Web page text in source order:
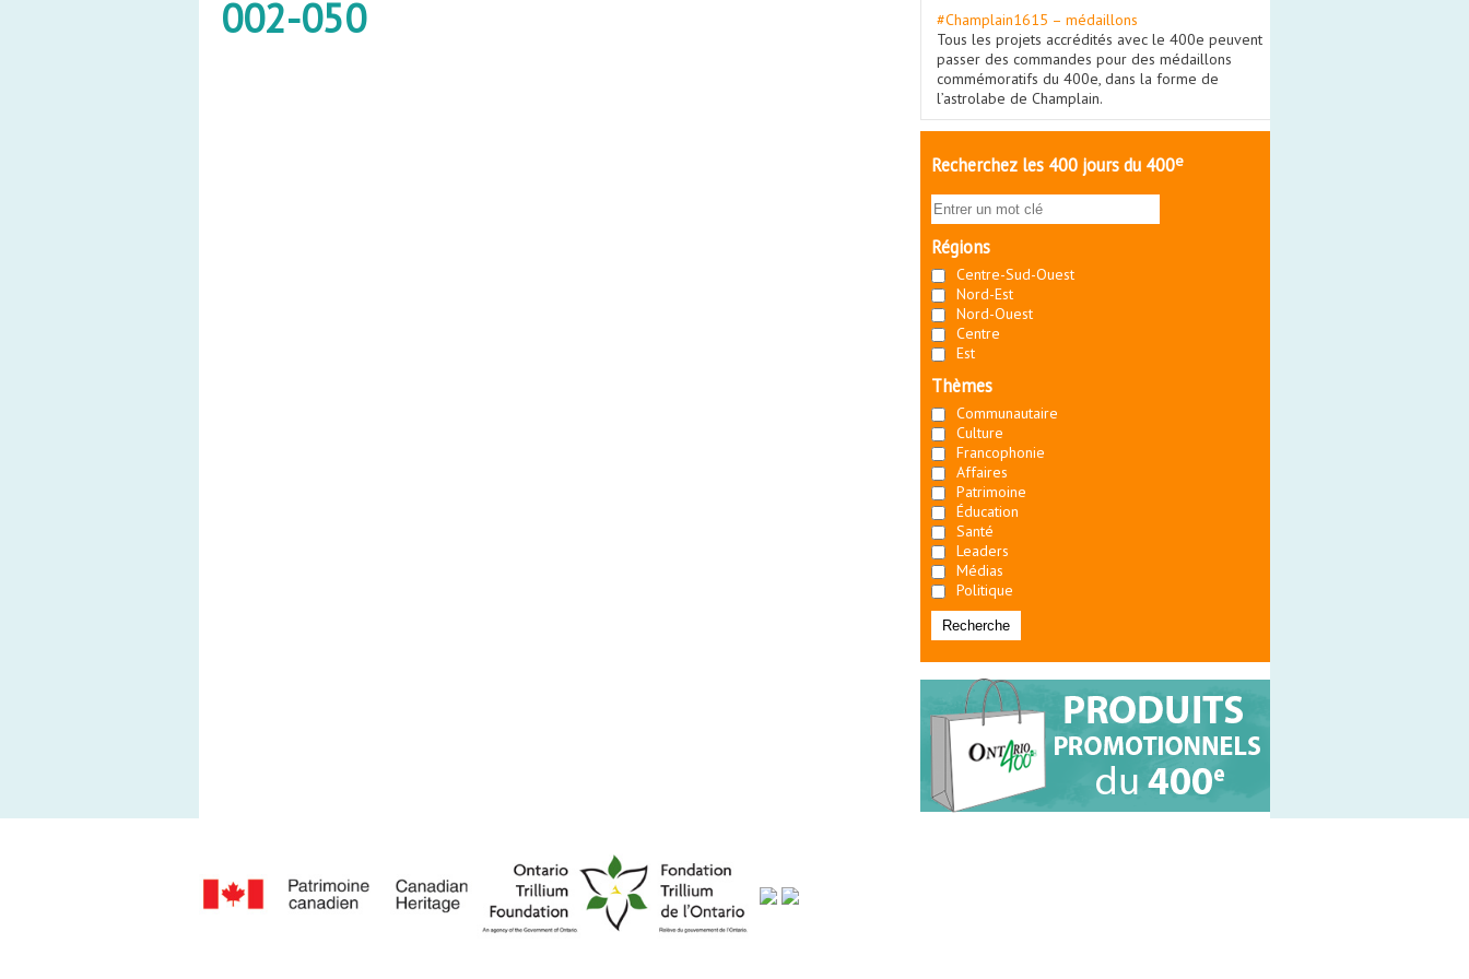
002-050
#Champlain1615 – médaillons
Tous les projets accrédités avec le 400e peuvent
passer des commandes pour des médaillons
commémoratifs du 400e, dans la forme de
l’astrolabe de Champlain.
Recherchez les 400 jours du 400e
Régions
Centre-Sud-Ouest
Nord-Est
Nord-Ouest
Centre
Est
Thèmes
Communautaire
Culture
Francophonie
Affaires
Patrimoine
Éducation
Santé
Leaders
Médias
Politique